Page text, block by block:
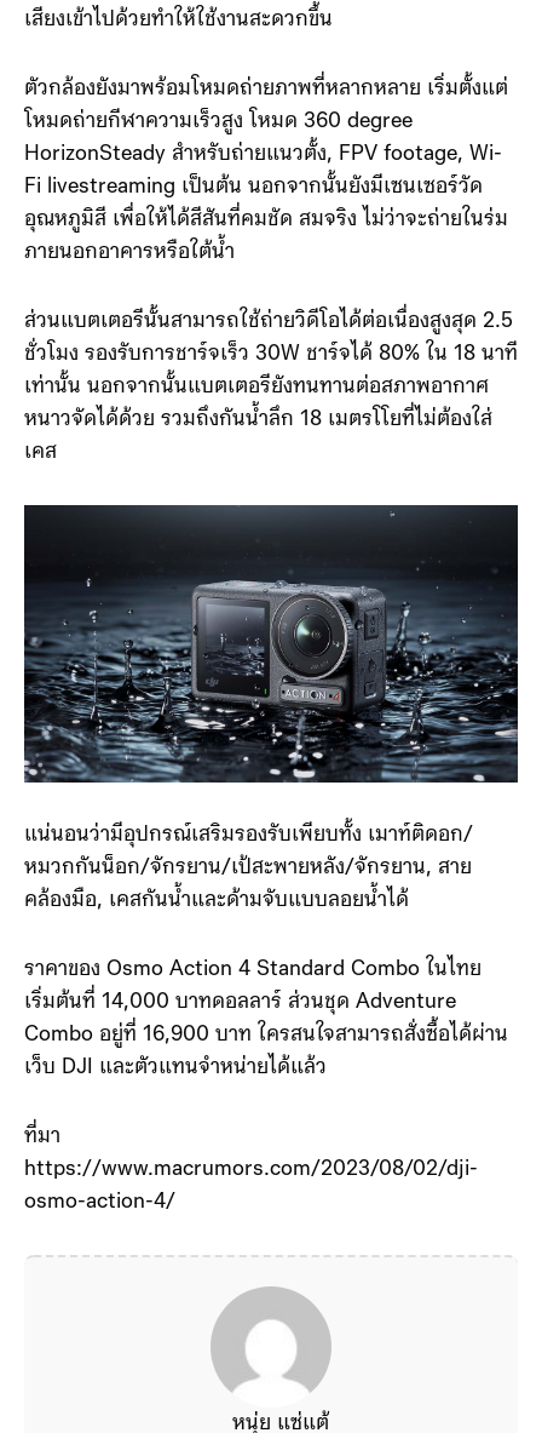
เสียงเข้าไปด้วยทำให้ใช้งานสะดวกขึ้น
ตัวกล้องยังมาพร้อมโหมดถ่ายภาพที่หลากหลาย เริ่มตั้งแต่
โหมดถ่ายกีฬาความเร็วสูง โหมด 360 degree
HorizonSteady สำหรับถ่ายแนวตั้ง, FPV footage, Wi-
Fi livestreaming เป็นต้น นอกจากนั้นยังมีเซนเซอร์วัด
อุณหภูมิสี เพื่อให้ได้สีสันที่คมชัด สมจริง ไม่ว่าจะถ่ายในร่ม
ภายนอกอาคารหรือใต้น้ำ
ส่วนแบตเตอรีนั้นสามารถใช้ถ่ายวิดีโอได้ต่อเนื่องสูงสุด 2.5
ชั่วโมง รองรับการชาร์จเร็ว 30W ชาร์จได้ 80% ใน 18 นาที
เท่านั้น นอกจากนั้นแบตเตอรียังทนทานต่อสภาพอากาศ
หนาวจัดได้ด้วย รวมถึงกันน้ำลึก 18 เมตรโโยที่ไม่ต้องใส่
เคส
แน่นอนว่ามีอุปกรณ์เสริมรองรับเพียบทั้ง เมาท์ติดอก/
หมวกกันน็อก/จักรยาน/เป้สะพายหลัง/จักรยาน, สาย
คล้องมือ, เคสกันน้ำและด้ามจับแบบลอยน้ำได้
ราคาของ Osmo Action 4 Standard Combo ในไทย
เริ่มต้นที่ 14,000 บาทดอลลาร์ ส่วนชุด Adventure
Combo อยู่ที่ 16,900 บาท ใครสนใจสามารถสั่งซื้อได้ผ่าน
เว็บ DJI และตัวแทนจำหน่ายได้แล้ว
ที่มา
https://www.macrumors.com/2023/08/02/dji-
osmo-action-4/
หนุ่ย แซ่แต้